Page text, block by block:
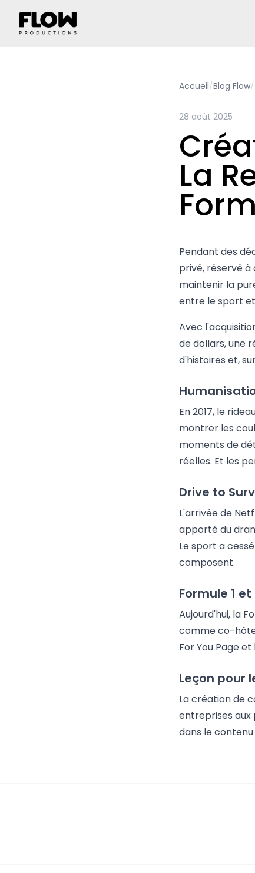
Accueil/Blog Flow/
28 août 2025
La
Pendant des
privé, réservé à
maintenir la
entre le sport
Avec
de dollars, une
d'histoires et,
En 2017, le
montrer les
moments de
réelles. Et les
Drive to
L'arrivée de
apporté du
Le sport a
composent.
Formule 1
Aujourd'hui, la
comme co-
For You Page
Leçon pour
La création de
entreprises aux
dans le